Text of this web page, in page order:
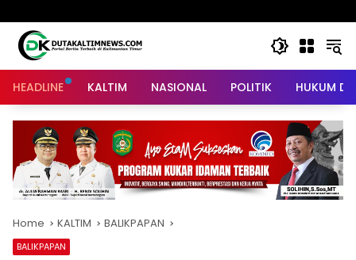
HEADLINE KALTIM NASIONAL POLITIK HUKUM
Home KALTIM BALIKPAPAN
BALIKPAPAN